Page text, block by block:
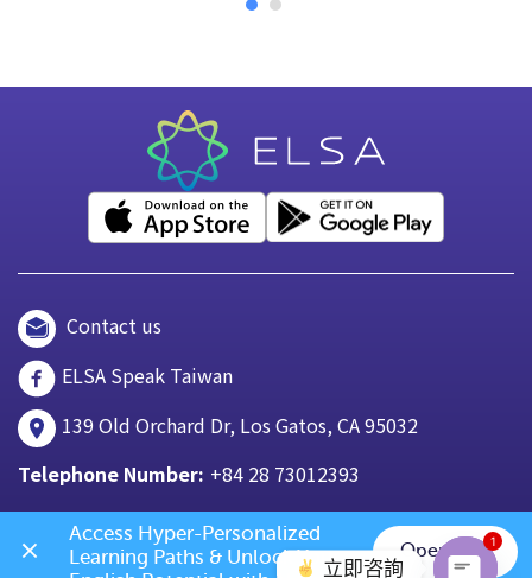
Contact us
ELSA Speak Taiwan
139 Old Orchard Dr, Los Gatos, CA 95032
Telephone Number: +84 28 73012393
立即咨詢
1
Access Hyper-Personalized
Learning Paths & Unlock Your
Open App